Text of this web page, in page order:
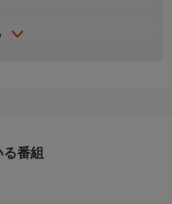
容に変更が生じる場合も
番組